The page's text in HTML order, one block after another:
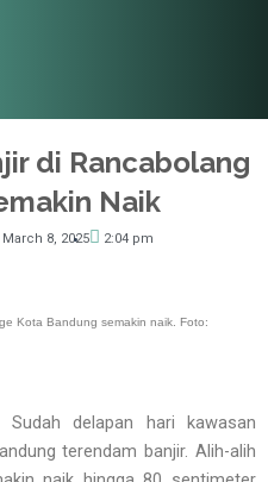
di Rancabolang
Naik
March 8, 2025 2:04 pm
Kota Bandung semakin naik. Foto:
delapan hari kawasan
terendam banjir. Alih-alih